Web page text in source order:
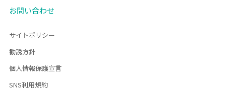
お問い合わせ
サイトポリシー
勧誘方針
個人情報保護宣言
SNS利用規約